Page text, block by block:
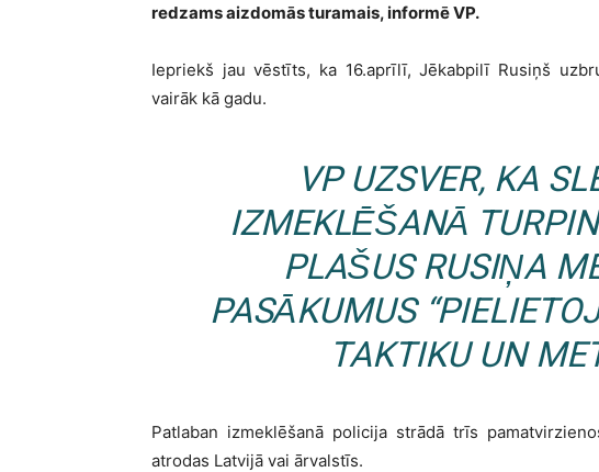
redzams aizdomās turamais, informē VP.
Iepriekš jau vēstīts, ka 16.aprīlī, Jēkabpilī Rusiņš
vairāk kā gadu.
VP UZSVER, KA
IZMEKLĒŠANĀ
PLAŠUS RUSIŅA
PASĀKUMUS
TAKTIKU UN
Patlaban izmeklēšanā policija strādā trīs
atrodas Latvijā vai ārvalstīs.